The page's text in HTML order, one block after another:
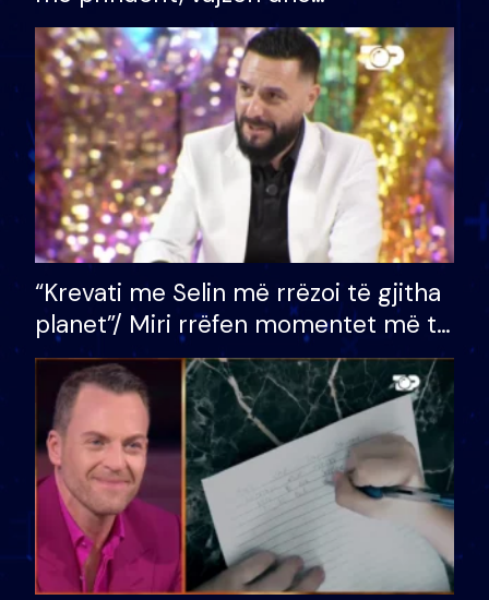
bashkëshorten: S’kemi ndonjë letër
divorci apo jo?
“Krevati me Selin më rrëzoi të gjitha
planet”/ Miri rrëfen momentet më të
bukura në shtëpinë e BB VIP: Do më
mungojë zilja e mëngjesit kur…